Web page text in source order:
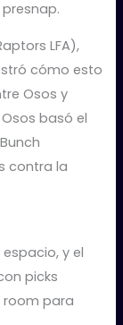
LFA),
cómo esto
Osos y
basó el
contra la
y el
picks
room para